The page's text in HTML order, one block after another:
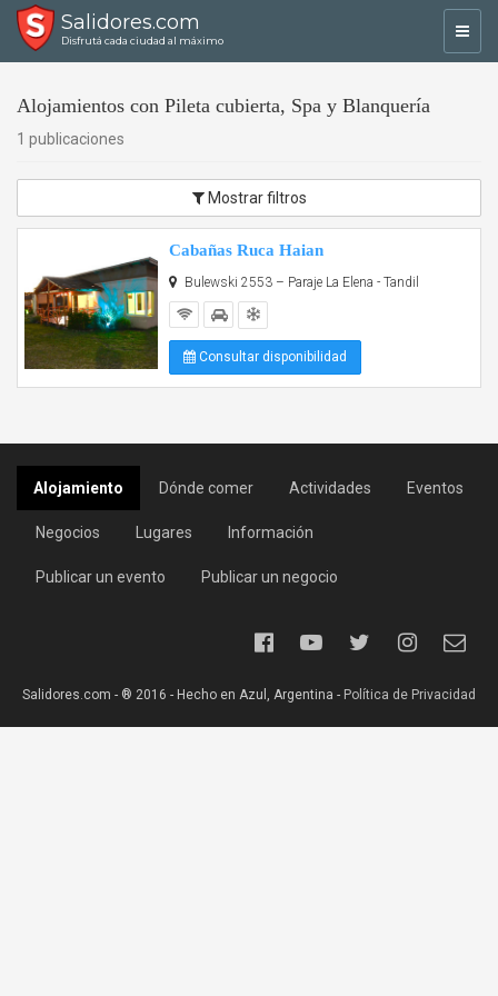
Salidores.com
Disfrutá cada ciudad al máximo
Alojamientos con Pileta cubierta, Spa y Blanquería
1 publicaciones
Mostrar filtros
Cabañas Ruca Haian
Bulewski 2553 – Paraje La Elena - Tandil
Consultar disponibilidad
Alojamiento Dónde comer Actividades Eventos
Negocios Lugares Información
Publicar un evento Publicar un negocio
Salidores.com - ® 2016 - Hecho en Azul, Argentina - Política de Privacidad